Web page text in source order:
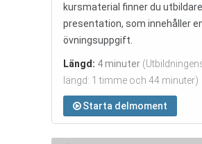
kursmaterial finner du
presentation, som innehåller
övningsuppgift.
Längd: 4 minuter
längd: 1 timme och 44 minuter)
Starta delmoment